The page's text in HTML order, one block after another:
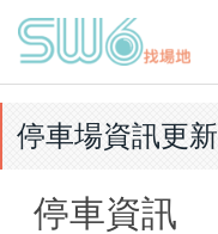
停車場資訊更新
停車資訊